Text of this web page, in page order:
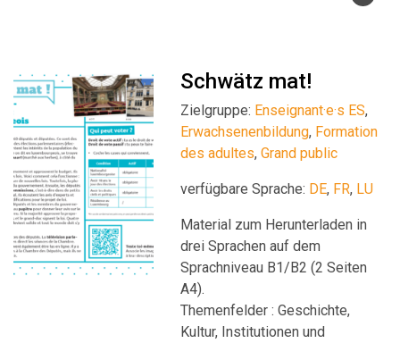
Schwätz mat!
Zielgruppe: Enseignant·e·s ES,
Erwachsenenbildung, Formation
des adultes, Grand public
verfügbare Sprache: DE, FR, LU
Material zum Herunterladen in
drei Sprachen auf dem
Sprachniveau B1/B2 (2 Seiten
A4).
Themenfelder : Geschichte,
Kultur, Institutionen und